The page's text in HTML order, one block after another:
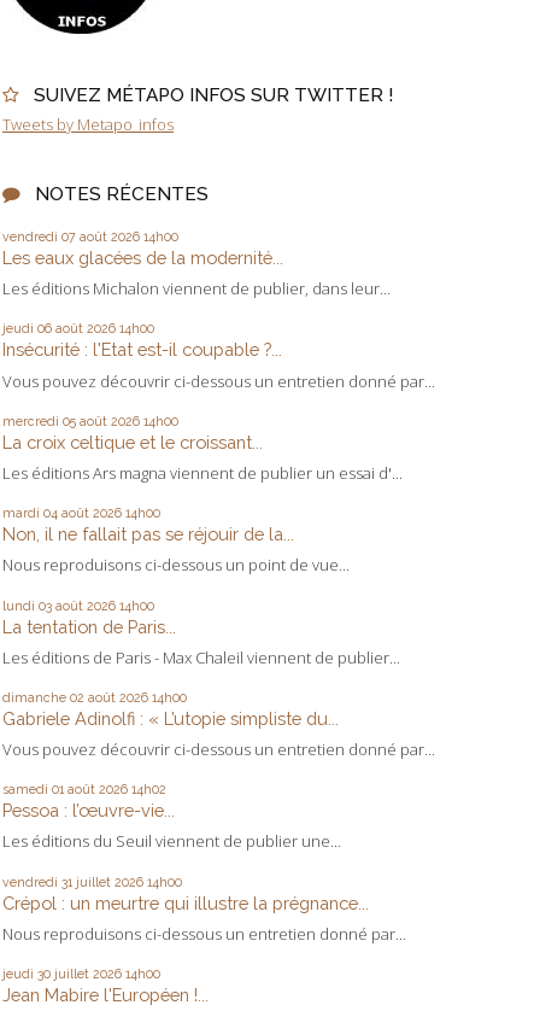
SUIVEZ MÉTAPO INFOS SUR TWITTER !
Tweets by Metapo_infos
NOTES RÉCENTES
vendredi 07 août 2026 14h00
Les eaux glacées de la modernité...
Les éditions Michalon viennent de publier, dans leur...
jeudi 06 août 2026 14h00
Insécurité : l'Etat est-il coupable ?...
Vous pouvez découvrir ci-dessous un entretien donné par...
mercredi 05 août 2026 14h00
La croix celtique et le croissant...
Les éditions Ars magna viennent de publier un essai d'...
mardi 04 août 2026 14h00
Non, il ne fallait pas se réjouir de la...
Nous reproduisons ci-dessous un point de vue...
lundi 03 août 2026 14h00
La tentation de Paris...
Les éditions de Paris - Max Chaleil viennent de publier...
dimanche 02 août 2026 14h00
Gabriele Adinolfi : « L’utopie simpliste du...
Vous pouvez découvrir ci-dessous un entretien donné par...
samedi 01 août 2026 14h02
Pessoa : l’œuvre-vie...
Les éditions du Seuil viennent de publier une...
vendredi 31 juillet 2026 14h00
Crépol : un meurtre qui illustre la prégnance...
Nous reproduisons ci-dessous un entretien donné par...
jeudi 30 juillet 2026 14h00
Jean Mabire l'Européen !...